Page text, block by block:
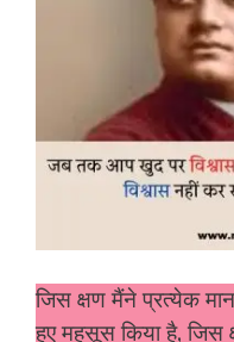
जिस क्षण मैंने प्रत्येक
हुए महसूस किया है, जिस